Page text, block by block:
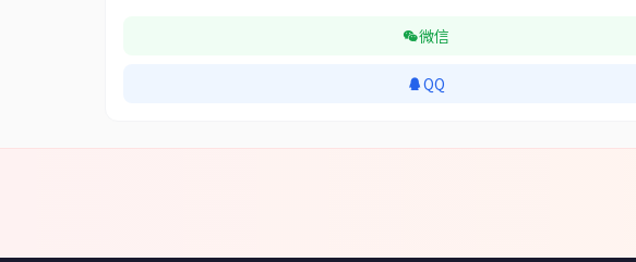
微信
QQ